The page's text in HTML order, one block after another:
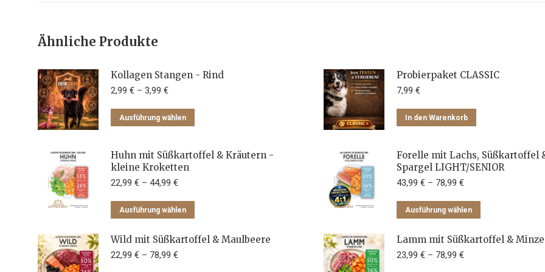
Ähnliche Produkte
Kollagen Stangen - Rind
2,99 € – 3,99 €
Ausführung wählen
mehrere
Optionen
können
Probierpaket CLASSIC
7,99 €
In den Warenkorb
Huhn mit Süßkartoffel & Kräutern -
kleine Kroketten
22,99 € – 44,99 €
Ausführung wählen
weist
Forelle mit Lachs, Süßkartoffel
Spargel LIGHT/SENIOR
43,99 € – 78,99 €
Ausführung wählen
weist
Wild mit Süßkartoffel & Maulbeere
22,99 € – 78,99 €
Lamm mit Süßkartoffel & Minze
23,99 € – 78,99 €